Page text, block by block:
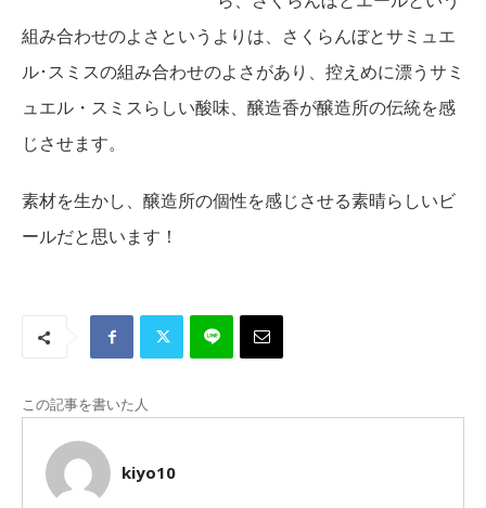
組み合わせのよさというよりは、さくらんぼとサミュエ
ル･スミスの組み合わせのよさがあり、控えめに漂うサミ
ュエル・スミスらしい酸味、醸造香が醸造所の伝統を感
じさせます。
素材を生かし、醸造所の個性を感じさせる素晴らしいビ
ールだと思います！
この記事を書いた人
kiyo10